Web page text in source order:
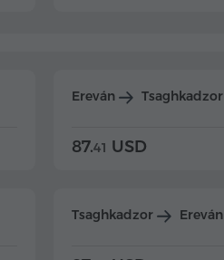
Ereván Tsaghkadzor
87.41 USD
Tsaghkadzor Ereván